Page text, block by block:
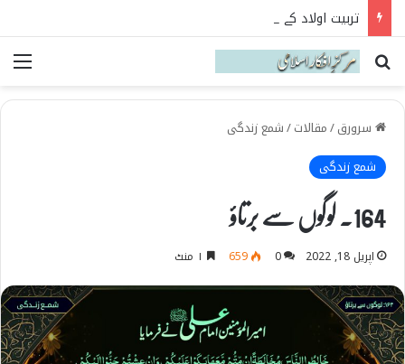
تربیت اولاد کے بنیادی اصول نہج البلاغہ کی روشنی میں
Search for
سرورق/مقالات/شمع زندگی
شمع زندگی
164۔ لوگوں سے برتاؤ
اپریل 18, 2022 0
659